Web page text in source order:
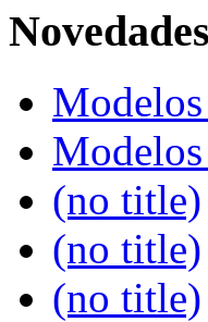
(no title)
(no title)
(no title)